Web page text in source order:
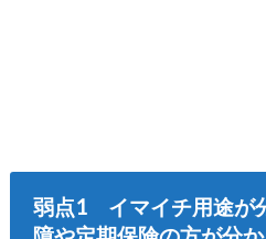
弱点1 イマイチ用途が